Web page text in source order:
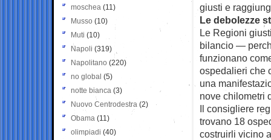
giusti e
Le debolezze
Le Regioni
bilancio —
funzionano
ospedalieri che
una
nove chilometri
Il consigliere
trovano 18
costruirli vicino
moschea (11)
Musso (10)
Muti (10)
Napoli (319)
Napolitano (220)
no global (5)
notte bianca (3)
Nuovo Centrodestra (2)
Obama (11)
olimpiadi (40)